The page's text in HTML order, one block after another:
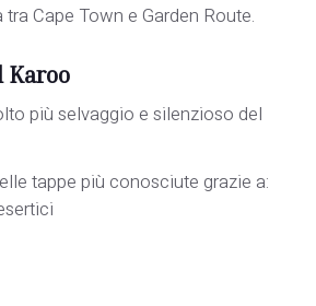
Cape Town e Garden Route.
Karoo
più selvaggio e silenzioso del
tappe più conosciute grazie a: